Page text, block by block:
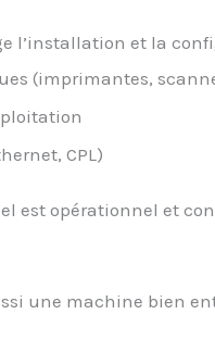
l’installation et la
(imprimantes,
CPL)
est opérationnel et
une machine bien